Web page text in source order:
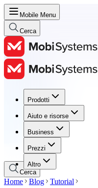
Mobile Menu
Cerca
Prodotti
Aiuto e risorse
Business
Prezzi
Altro
Prodotti
Aiuto e risorse
Business
Prezzi
Cerca
Home Blog
Tutorial